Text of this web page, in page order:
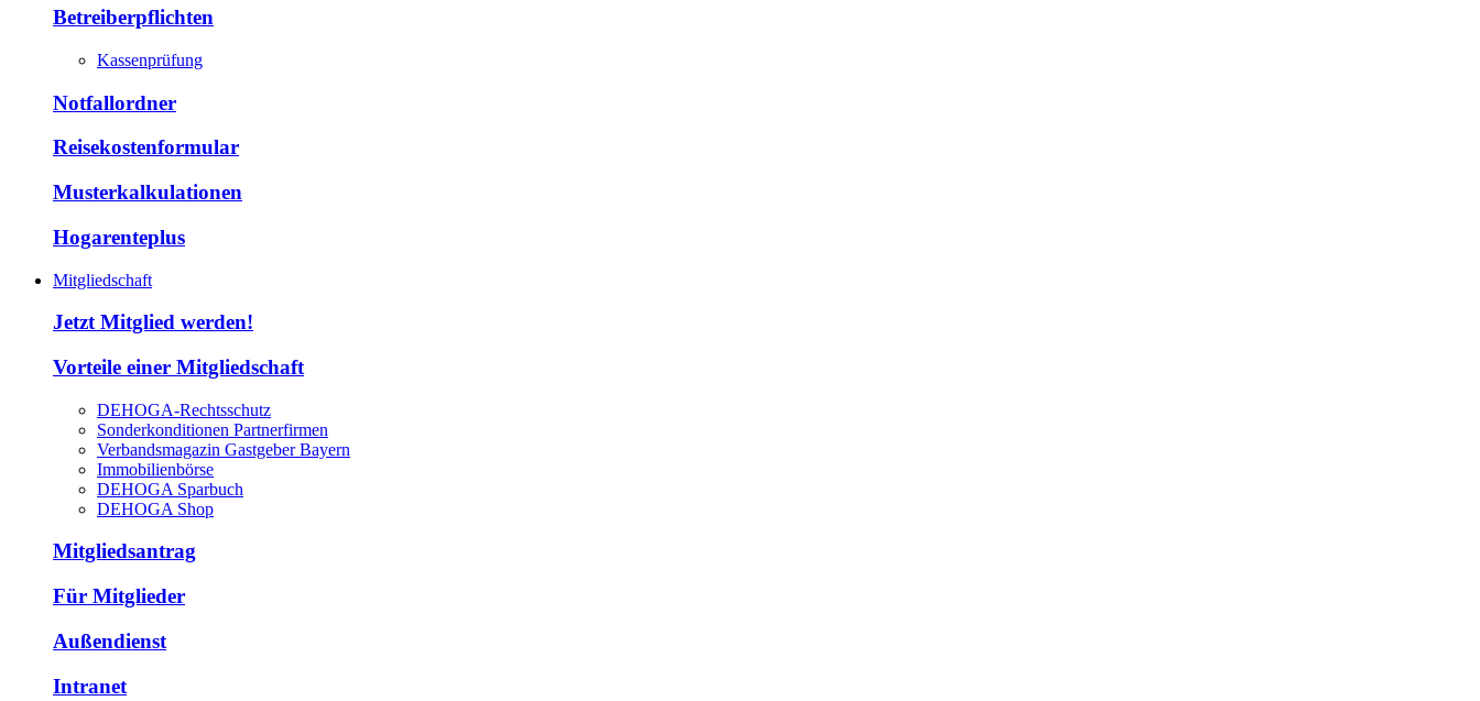
Betreiberpflichten
Kassenprüfung
Notfallordner
Reisekostenformular
Musterkalkulationen
Hogarenteplus
Mitgliedschaft
Jetzt Mitglied werden!
Vorteile einer Mitgliedschaft
DEHOGA-Rechtsschutz
Sonderkonditionen Partnerfirmen
Verbandsmagazin Gastgeber Bayern
Immobilienbörse
DEHOGA Sparbuch
DEHOGA Shop
Mitgliedsantrag
Für Mitglieder
Außendienst
Intranet